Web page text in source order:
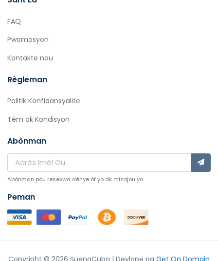
FAQ
Pwomosyon
Kontakte nou
Règleman
Politik Konfidansyalite
Tèm ak Kondisyon
Abònman
Abònman pou resevwa dènye òf yo ak mizajou yo.
Peman
Copyright © 2026 SuenaCuba | Devlope pa Get On Domain